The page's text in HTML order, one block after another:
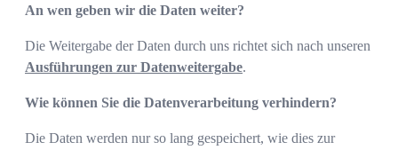
An wen geben wir die Daten weiter?
Die Weitergabe der Daten durch uns richtet sich nach unseren
Ausführungen zur Datenweitergabe.
Wie können Sie die Datenverarbeitung verhindern?
Die Daten werden nur so lang gespeichert, wie dies zur